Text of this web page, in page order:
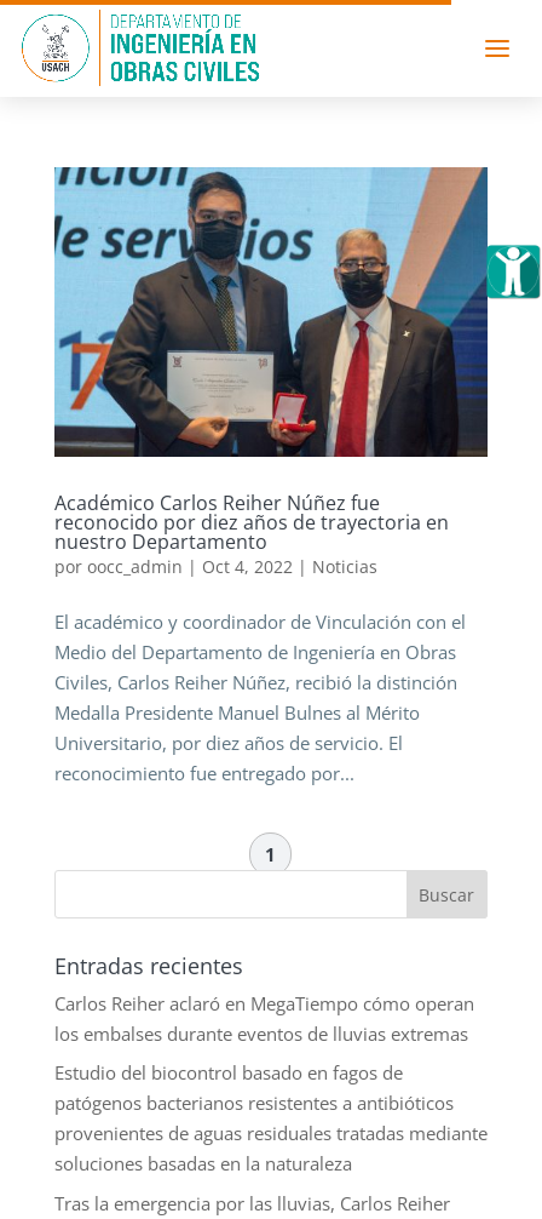
Académico Carlos Reiher Núñez fue
reconocido por diez años de trayectoria en
nuestro Departamento
por oocc_admin | Oct 4, 2022| Noticias
El académico y coordinador de Vinculación con el
Medio del Departamento de Ingeniería en Obras
Civiles, Carlos Reiher Núñez, recibió la distinción
Medalla Presidente Manuel Bulnes al Mérito
Universitario, por diez años de servicio. El
reconocimiento fue entregado por...
1
Entradas recientes
Carlos Reiher aclaró en MegaTiempo cómo operan
los embalses durante eventos de lluvias extremas
Estudio del biocontrol basado en fagos de
patógenos bacterianos resistentes a antibióticos
provenientes de aguas residuales tratadas mediante
soluciones basadas en la naturaleza
Tras la emergencia por las lluvias, Carlos Reiher